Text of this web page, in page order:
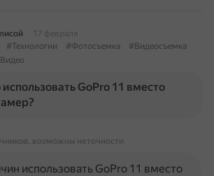
17 февраля
#Технологии #Фотосъемка
#Видеосъемка
GoPro 11 вместо
возможны неточности
использовать GoPro 11 вместо